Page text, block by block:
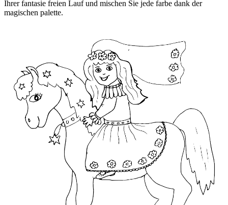
Ihrer fantasie freien Lauf und mischen Sie jede farbe dank der
magischen palette.